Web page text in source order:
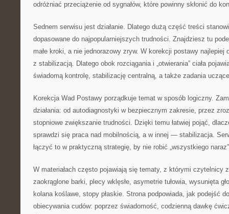
odróżniać przeciążenie od sygnałów, które powinny skłonić do
Sednem serwisu jest działanie. Dlatego dużą część treści
dopasowane do najpopularniejszych trudności. Znajdziesz tu
małe kroki, a nie jednorazowy zryw. W korekcji postawy najlepiej
z stabilizacją. Dlatego obok rozciągania i „otwierania” ciała
świadomą kontrolę, stabilizację centralną, a także zadania
Korekcja Wad Postawy porządkuje temat w sposób logiczny.
działania: od autodiagnostyki w bezpiecznym zakresie, przez
stopniowe zwiększanie trudności. Dzięki temu łatwiej pojąć,
sprawdzi się praca nad mobilnością, a w innej — stabilizacja.
łączyć to w praktyczną strategię, by nie robić „wszystkiego
W materiałach często pojawiają się tematy, z którymi czytelnicy
zaokrąglone barki, plecy wklęsłe, asymetrie tułowia, wysunięta
kolana koślawe, stopy płaskie. Strona podpowiada, jak podejść
obiecywania cudów: poprzez świadomość, codzienną dawkę